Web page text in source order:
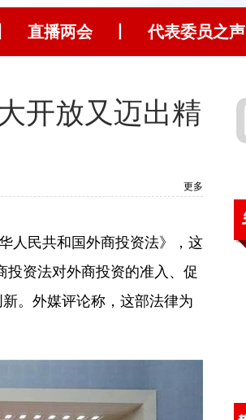
直播两会丨代表委员之声
开放又迈出精
更多
民共和国外商投资法》，这
资法对外商投资的准入、促
。外媒评论称，这部法律为